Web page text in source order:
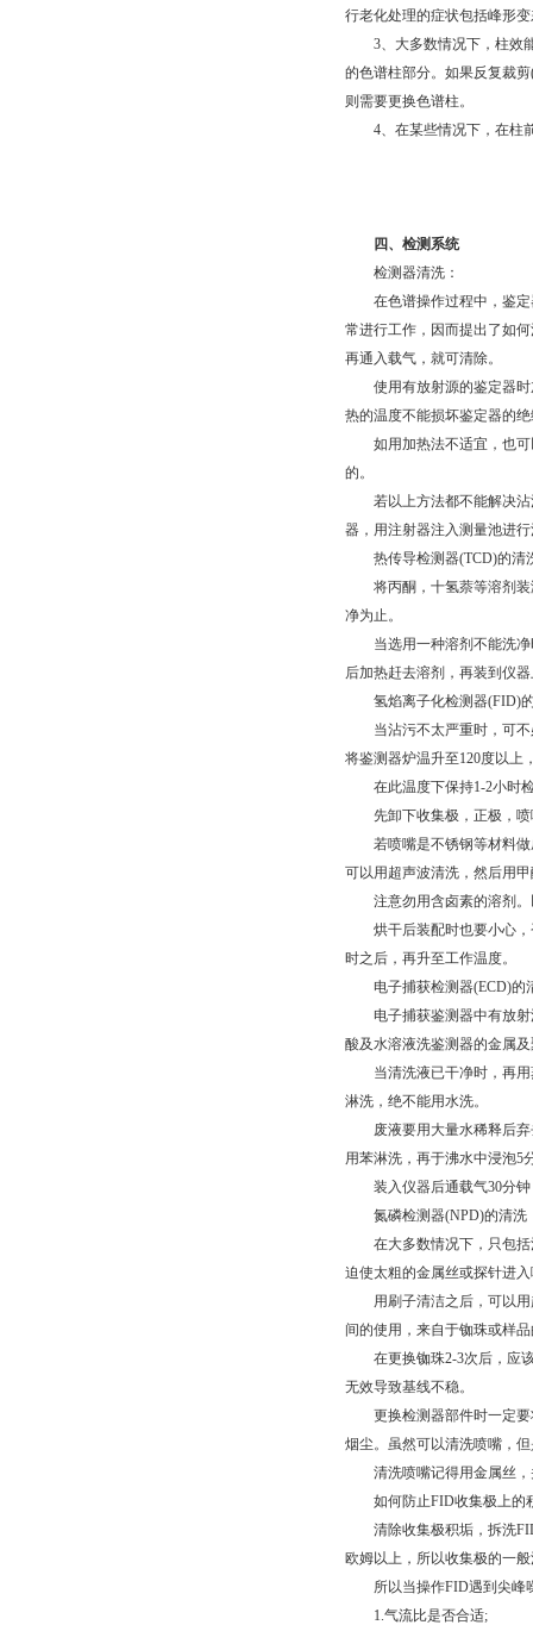
行老化处理的症状包括峰形
3、大多数情况下，柱效能
的色谱柱部分。如果反复裁
则需要更换色谱柱。
4、在某些情况下，在柱前
四、检测系统
检测器清洗：
在色谱操作过程中，鉴定
常进行工作，因而提出了如
再通入载气，就可清除。
使用有放射源的鉴定器时
热的温度不能损坏鉴定器的
如用加热法不适宜，也可
的。
若以上方法都不能解决沾
器，用注射器注入测量池进
热传导检测器(TCD)的清
将丙酮，十氢萘等溶剂装
净为止。
当选用一种溶剂不能洗净
后加热赶去溶剂，再装到仪
氢焰离子化检测器(FID)
当沾污不太严重时，可不
将鉴测器炉温升至120度以上
在此温度下保持1-2小时检
先卸下收集极，正极，喷
若喷嘴是不锈钢等材料做
可以用超声波清洗，然后用
注意勿用含卤素的溶剂。
烘干后装配时也要小心，
时之后，再升至工作温度。
电子捕获检测器(ECD)的
电子捕获鉴测器中有放射
酸及水溶液洗鉴测器的金属
当清洗液已干净时，再用
淋洗，绝不能用水洗。
废液要用大量水稀释后弃
用苯淋洗，再于沸水中浸泡5
装入仪器后通载气30分钟
氮磷检测器(NPD)的清洗
在大多数情况下，只包括
迫使太粗的金属丝或探针进
用刷子清洁之后，可以用
间的使用，来自于铷珠或样
在更换铷珠2-3次后，应该
无效导致基线不稳。
更换检测器部件时一定要
烟尘。虽然可以清洗喷嘴，
清洗喷嘴记得用金属丝，
如何防止FID收集极上的
清除收集极积垢，拆洗FID
欧姆以上，所以收集极的一
所以当操作FID遇到尖峰噪
1.气流比是否合适;